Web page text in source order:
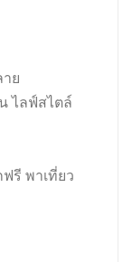
ย
ไลฟ์สไตล์
รี พาเที่ยว